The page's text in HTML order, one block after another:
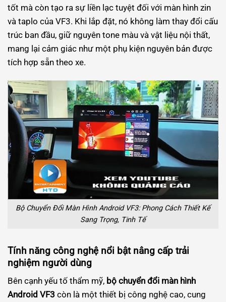
tốt mà còn tạo ra sự liền lạc tuyệt đối với màn hình zin
và taplo của VF3. Khi lắp đặt, nó không làm thay đổi cấu
trúc ban đầu, giữ nguyên tone màu và vật liệu nội thất,
mang lại cảm giác như một phụ kiện nguyên bản được
tích hợp sẵn theo xe.
Bộ Chuyển Đổi Màn Hình Android VF3: Phong Cách Thiết Kế
Sang Trọng, Tinh Tế
Tính năng công nghệ nổi bật nâng cấp trải
nghiệm người dùng
Bên cạnh yếu tố thẩm mỹ, bộ chuyển đổi màn hình
Android VF3 còn là một thiết bị công nghệ cao, cung